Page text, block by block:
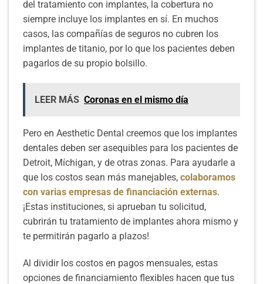
del tratamiento con implantes, la cobertura no
siempre incluye los implantes en sí. En muchos
casos, las compañías de seguros no cubren los
implantes de titanio, por lo que los pacientes deben
pagarlos de su propio bolsillo.
LEER MÁS Coronas en el mismo día
Pero en Aesthetic Dental creemos que los implantes
dentales deben ser asequibles para los pacientes de
Detroit, Míchigan, y de otras zonas. Para ayudarle a
que los costos sean más manejables, colaboramos
con varias empresas de financiación externas.
¡Estas instituciones, si aprueban tu solicitud,
cubrirán tu tratamiento de implantes ahora mismo y
te permitirán pagarlo a plazos!
Al dividir los costos en pagos mensuales, estas
opciones de financiamiento flexibles hacen que tus